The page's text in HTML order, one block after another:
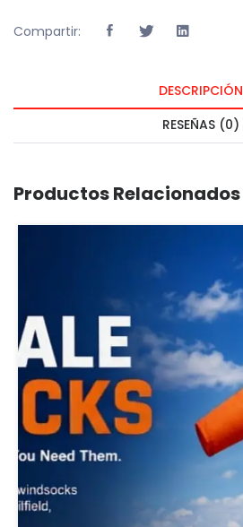
Compartir:
DESCRIPCIÓN
RESEÑAS (0)
Productos Relacionados